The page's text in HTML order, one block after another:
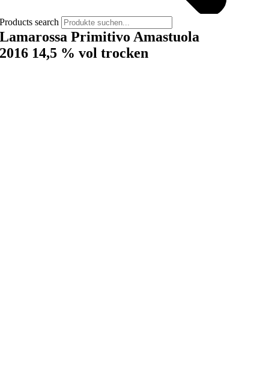
Products search
Lamarossa Primitivo Amastuola
2016 14,5 % vol trocken